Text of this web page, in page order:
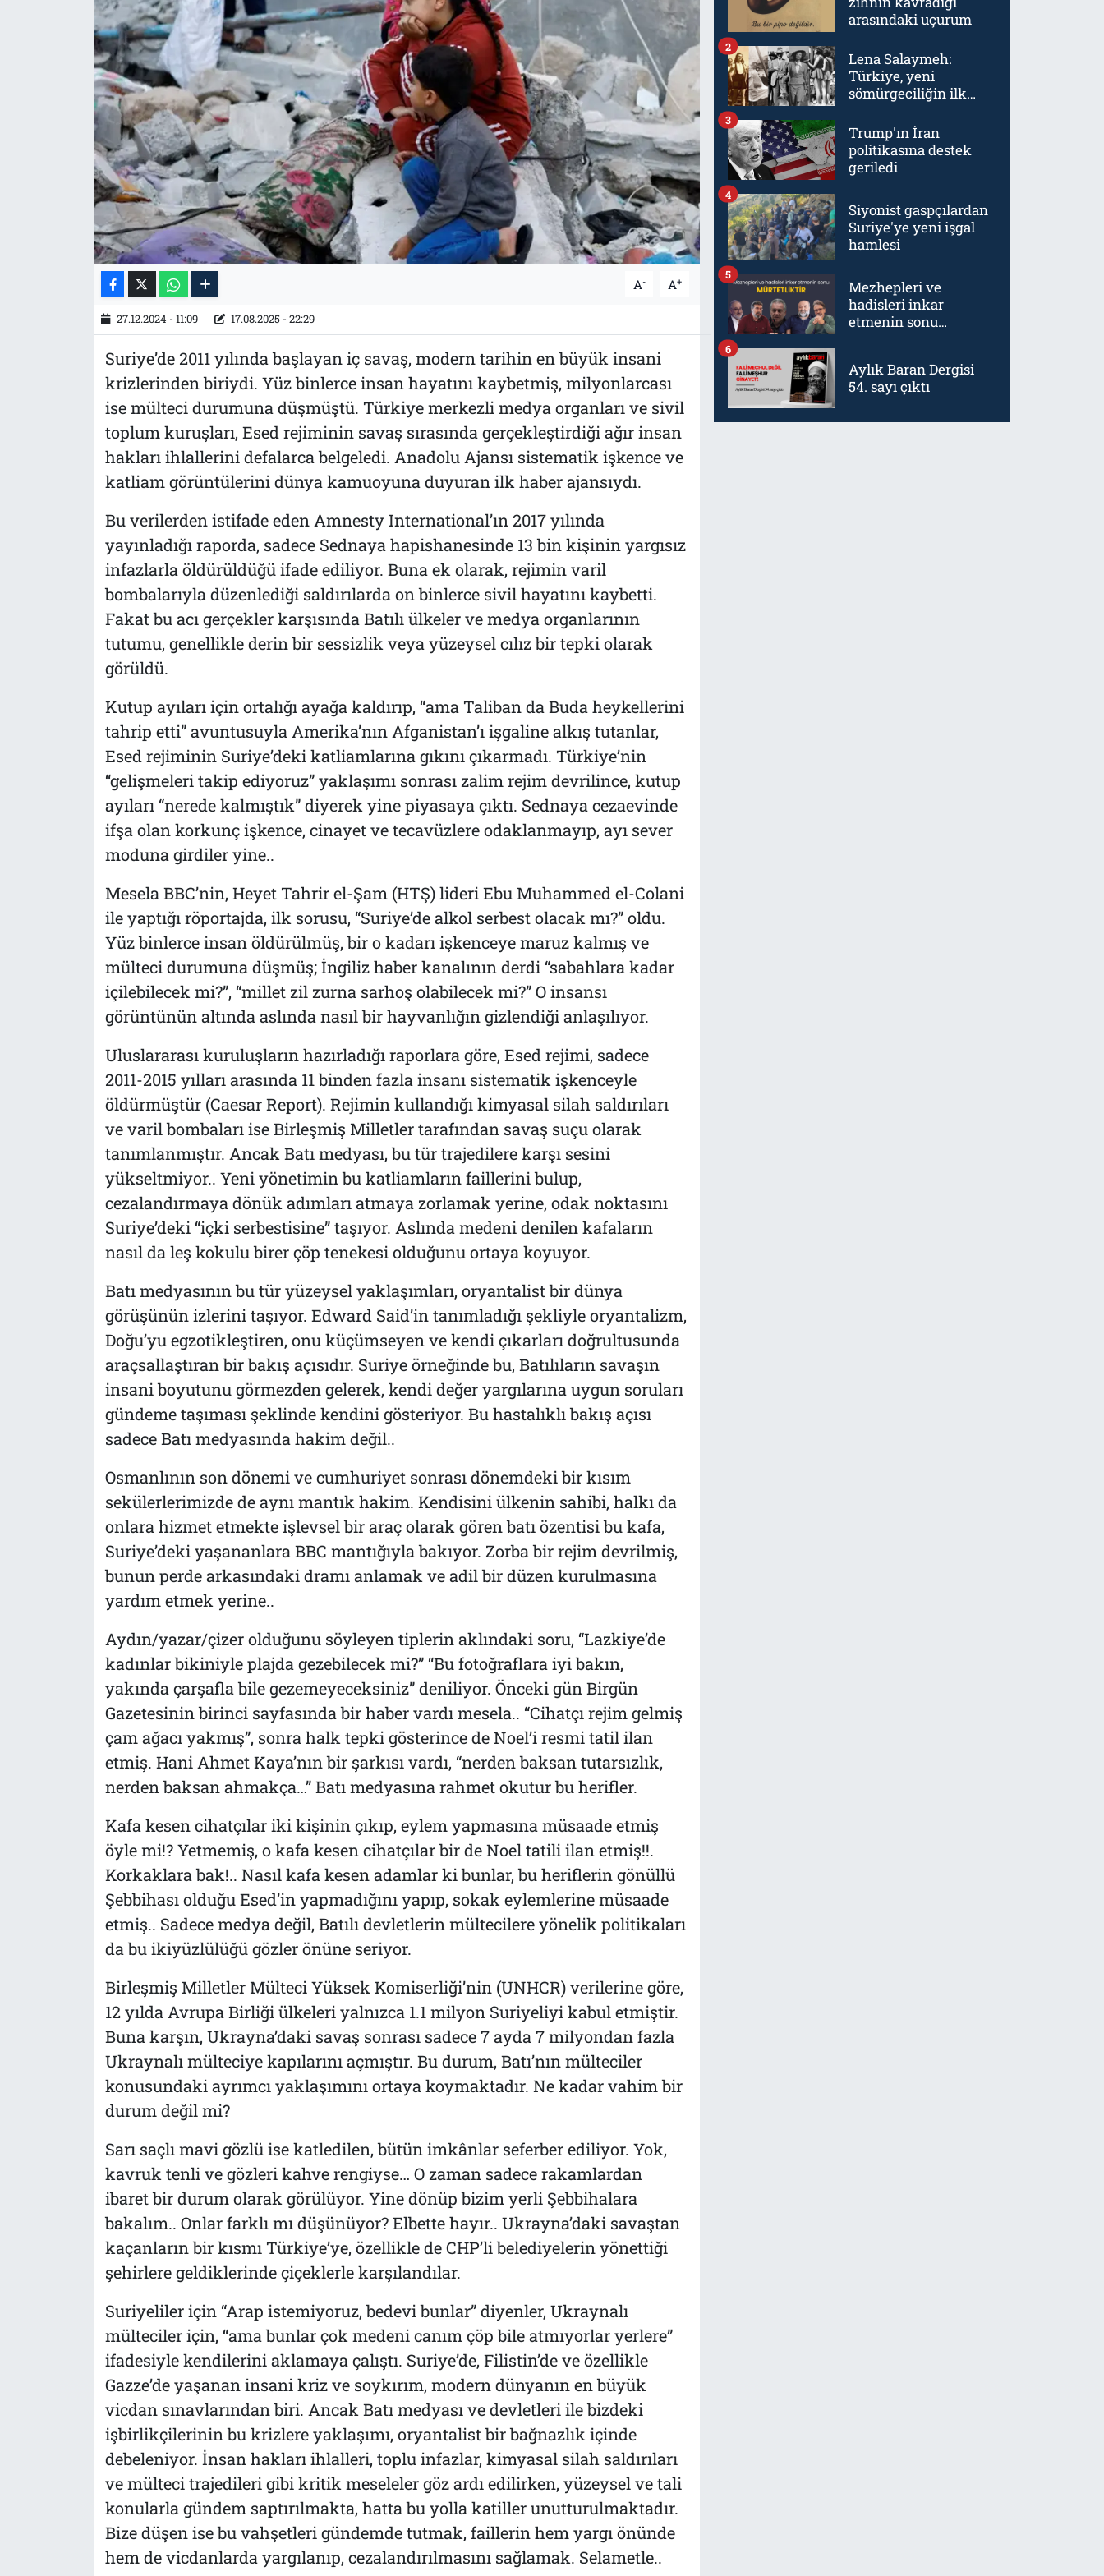
A- A+
27.12.2024 - 11:09 17.08.2025 - 22:29
Suriye’de 2011 yılında başlayan iç savaş, modern tarihin en büyük insani
krizlerinden biriydi. Yüz binlerce insan hayatını kaybetmiş, milyonlarcası
ise mülteci durumuna düşmüştü. Türkiye merkezli medya organları ve sivil
toplum kuruşları, Esed rejiminin savaş sırasında gerçekleştirdiği ağır insan
hakları ihlallerini defalarca belgeledi. Anadolu Ajansı sistematik işkence ve
katliam görüntülerini dünya kamuoyuna duyuran ilk haber ajansıydı.
Bu verilerden istifade eden Amnesty International’ın 2017 yılında
yayınladığı raporda, sadece Sednaya hapishanesinde 13 bin kişinin yargısız
infazlarla öldürüldüğü ifade ediliyor. Buna ek olarak, rejimin varil
bombalarıyla düzenlediği saldırılarda on binlerce sivil hayatını kaybetti.
Fakat bu acı gerçekler karşısında Batılı ülkeler ve medya organlarının
tutumu, genellikle derin bir sessizlik veya yüzeysel cılız bir tepki olarak
görüldü.
Kutup ayıları için ortalığı ayağa kaldırıp, “ama Taliban da Buda heykellerini
tahrip etti” avuntusuyla Amerika’nın Afganistan’ı işgaline alkış tutanlar,
Esed rejiminin Suriye’deki katliamlarına gıkını çıkarmadı. Türkiye’nin
“gelişmeleri takip ediyoruz” yaklaşımı sonrası zalim rejim devrilince, kutup
ayıları “nerede kalmıştık” diyerek yine piyasaya çıktı. Sednaya cezaevinde
ifşa olan korkunç işkence, cinayet ve tecavüzlere odaklanmayıp, ayı sever
moduna girdiler yine..
Mesela BBC’nin, Heyet Tahrir el-Şam (HTŞ) lideri Ebu Muhammed el-Colani
ile yaptığı röportajda, ilk sorusu, “Suriye’de alkol serbest olacak mı?” oldu.
Yüz binlerce insan öldürülmüş, bir o kadarı işkenceye maruz kalmış ve
mülteci durumuna düşmüş; İngiliz haber kanalının derdi “sabahlara kadar
içilebilecek mi?”, “millet zil zurna sarhoş olabilecek mi?” O insansı
görüntünün altında aslında nasıl bir hayvanlığın gizlendiği anlaşılıyor.
Uluslararası kuruluşların hazırladığı raporlara göre, Esed rejimi, sadece
2011-2015 yılları arasında 11 binden fazla insanı sistematik işkenceyle
öldürmüştür (Caesar Report). Rejimin kullandığı kimyasal silah saldırıları
ve varil bombaları ise Birleşmiş Milletler tarafından savaş suçu olarak
tanımlanmıştır. Ancak Batı medyası, bu tür trajedilere karşı sesini
yükseltmiyor.. Yeni yönetimin bu katliamların faillerini bulup,
cezalandırmaya dönük adımları atmaya zorlamak yerine, odak noktasını
Suriye’deki “içki serbestisine” taşıyor. Aslında medeni denilen kafaların
nasıl da leş kokulu birer çöp tenekesi olduğunu ortaya koyuyor.
Batı medyasının bu tür yüzeysel yaklaşımları, oryantalist bir dünya
görüşünün izlerini taşıyor. Edward Said’in tanımladığı şekliyle oryantalizm,
Doğu’yu egzotikleştiren, onu küçümseyen ve kendi çıkarları doğrultusunda
araçsallaştıran bir bakış açısıdır. Suriye örneğinde bu, Batılıların savaşın
insani boyutunu görmezden gelerek, kendi değer yargılarına uygun soruları
gündeme taşıması şeklinde kendini gösteriyor. Bu hastalıklı bakış açısı
sadece Batı medyasında hakim değil..
Osmanlının son dönemi ve cumhuriyet sonrası dönemdeki bir kısım
sekülerlerimizde de aynı mantık hakim. Kendisini ülkenin sahibi, halkı da
onlara hizmet etmekte işlevsel bir araç olarak gören batı özentisi bu kafa,
Suriye’deki yaşananlara BBC mantığıyla bakıyor. Zorba bir rejim devrilmiş,
bunun perde arkasındaki dramı anlamak ve adil bir düzen kurulmasına
yardım etmek yerine..
Aydın/yazar/çizer olduğunu söyleyen tiplerin aklındaki soru, “Lazkiye’de
kadınlar bikiniyle plajda gezebilecek mi?” “Bu fotoğraflara iyi bakın,
yakında çarşafla bile gezemeyeceksiniz” deniliyor. Önceki gün Birgün
Gazetesinin birinci sayfasında bir haber vardı mesela.. “Cihatçı rejim gelmiş
çam ağacı yakmış”, sonra halk tepki gösterince de Noel’i resmi tatil ilan
etmiş. Hani Ahmet Kaya’nın bir şarkısı vardı, “nerden baksan tutarsızlık,
nerden baksan ahmakça…” Batı medyasına rahmet okutur bu herifler.
Kafa kesen cihatçılar iki kişinin çıkıp, eylem yapmasına müsaade etmiş
öyle mi!? Yetmemiş, o kafa kesen cihatçılar bir de Noel tatili ilan etmiş!!.
Korkaklara bak!.. Nasıl kafa kesen adamlar ki bunlar, bu heriflerin gönüllü
Şebbihası olduğu Esed’in yapmadığını yapıp, sokak eylemlerine müsaade
etmiş.. Sadece medya değil, Batılı devletlerin mültecilere yönelik politikaları
da bu ikiyüzlülüğü gözler önüne seriyor.
Birleşmiş Milletler Mülteci Yüksek Komiserliği’nin (UNHCR) verilerine göre,
12 yılda Avrupa Birliği ülkeleri yalnızca 1.1 milyon Suriyeliyi kabul etmiştir.
Buna karşın, Ukrayna’daki savaş sonrası sadece 7 ayda 7 milyondan fazla
Ukraynalı mülteciye kapılarını açmıştır. Bu durum, Batı’nın mülteciler
konusundaki ayrımcı yaklaşımını ortaya koymaktadır. Ne kadar vahim bir
durum değil mi?
Sarı saçlı mavi gözlü ise katledilen, bütün imkânlar seferber ediliyor. Yok,
kavruk tenli ve gözleri kahve rengiyse… O zaman sadece rakamlardan
ibaret bir durum olarak görülüyor. Yine dönüp bizim yerli Şebbihalara
bakalım.. Onlar farklı mı düşünüyor? Elbette hayır.. Ukrayna’daki savaştan
kaçanların bir kısmı Türkiye’ye, özellikle de CHP’li belediyelerin yönettiği
şehirlere geldiklerinde çiçeklerle karşılandılar.
Suriyeliler için “Arap istemiyoruz, bedevi bunlar” diyenler, Ukraynalı
mülteciler için, “ama bunlar çok medeni canım çöp bile atmıyorlar yerlere”
ifadesiyle kendilerini aklamaya çalıştı. Suriye’de, Filistin’de ve özellikle
Gazze’de yaşanan insani kriz ve soykırım, modern dünyanın en büyük
vicdan sınavlarından biri. Ancak Batı medyası ve devletleri ile bizdeki
işbirlikçilerinin bu krizlere yaklaşımı, oryantalist bir bağnazlık içinde
debeleniyor. İnsan hakları ihlalleri, toplu infazlar, kimyasal silah saldırıları
ve mülteci trajedileri gibi kritik meseleler göz ardı edilirken, yüzeysel ve tali
konularla gündem saptırılmakta, hatta bu yolla katiller unutturulmaktadır.
Bize düşen ise bu vahşetleri gündemde tutmak, faillerin hem yargı önünde
hem de vicdanlarda yargılanıp, cezalandırılmasını sağlamak. Selametle..
arasındaki uçurum
Lena Salaymeh:
Türkiye, yeni
sömürgeciliğin ilk
2
Trump'ın İran
politikasına destek
geriledi
3
Siyonist gaspçılardan
Suriye'ye yeni işgal
hamlesi
4
Mezhepleri ve
hadisleri inkar
etmenin sonu
5
Aylık Baran Dergisi
54. sayı çıktı
6
İletişim